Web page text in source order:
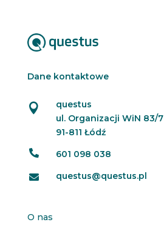
Dane kontaktowe

questus
ul. Organizacji WiN 83/7
91-811 Łódź
 601 098 038
 questus@questus.pl
O nas